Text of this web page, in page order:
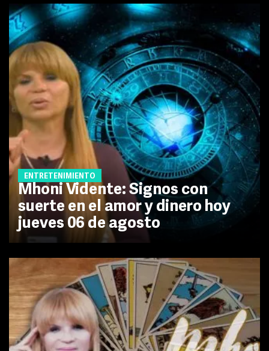
ENTRETENIMIENTO
Mhoni Vidente: Signos con
suerte en el amor y dinero hoy
jueves 06 de agosto